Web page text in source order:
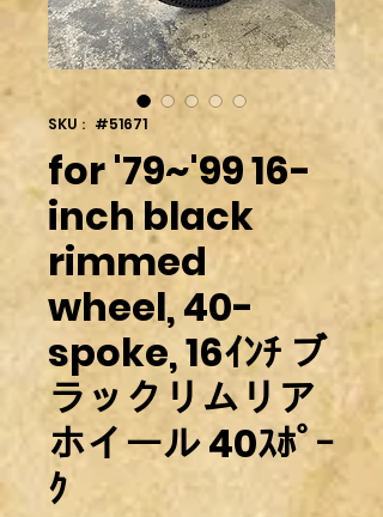
SKU： #51671
for '79~'99 16-
inch black
rimmed
wheel, 40-
spoke, 16ｲﾝﾁ ブ
ラックリムリア
ホイール 40ｽﾎﾟｰ
ｸ